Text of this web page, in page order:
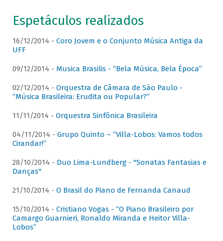
Espetáculos realizados
16/12/2014 - Coro Jovem e o Conjunto Música Antiga da
UFF
09/12/2014 - Musica Brasilis - “Bela Música, Bela Época”
02/12/2014 - Orquestra de Câmara de São Paulo -
“Música Brasileira: Erudita ou Popular?”
11/11/2014 - Orquestra Sinfônica Brasileira
04/11/2014 - Grupo Quinto – “Villa-Lobos: Vamos todos
Cirandar!”
28/10/2014 - Duo Lima-Lundberg - "Sonatas Fantasias e
Danças"
21/10/2014 - O Brasil do Piano de Fernanda Canaud
15/10/2014 - Cristiano Vogas - “O Piano Brasileiro por
Camargo Guarnieri, Ronaldo Miranda e Heitor Villa-
Lobos”